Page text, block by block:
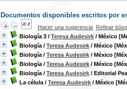
Documentos disponibles escritos por
Hacer una sugerencia Refinar
Biología 3 / Teresa Audesirk / México
Biología / Teresa Audesirk / México
Biología / Teresa Audesirk / México
Biología / Teresa Audesirk / México
Biología / Teresa Audesirk / Editorial
La célula / Teresa Audesirk / México